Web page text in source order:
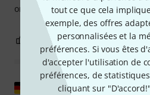
tout ce que cela
exemple, des offres
personnalisées et la
préférences. Si vous êtes
d'accepter l'utilisation de
préférences, de
cliquant sur
only recommend!! Thanks
0 SIGNALER
Afficher l'original